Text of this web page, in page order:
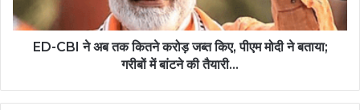
ED-CBI ने अब तक कितने करोड़ जब्त किए, पीएम मोदी ने बताया;
गरीबों में बांटने की तैयारी...